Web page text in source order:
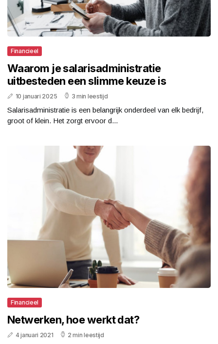
Financieel
Waarom je salarisadministratie
uitbesteden een slimme keuze is
10 januari 2025 3 min leestijd
Salarisadministratie is een belangrijk onderdeel van elk bedrijf,
groot of klein. Het zorgt ervoor d...
Financieel
Netwerken, hoe werkt dat?
4 januari 2021 2 min leestijd